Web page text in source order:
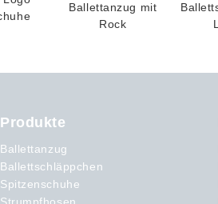
Produkte
Ballettanzug
Ballettschläppchen
Spitzenschuhe